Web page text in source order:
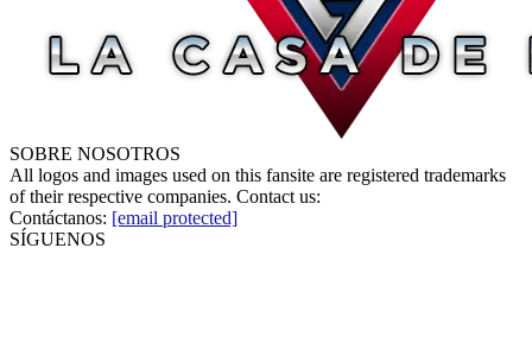
SOBRE NOSOTROS
All logos and images used on this fansite are registered trademarks
of their respective companies. Contact us:
Contáctanos: [email protected]
SÍGUENOS